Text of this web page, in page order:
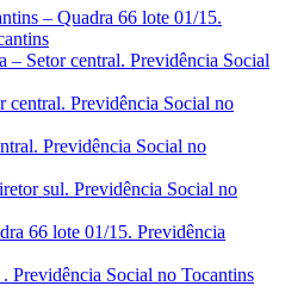
– Quadra 66 lote 01/15.
– Setor central. Previdência Social
central. Previdência Social no
Previdência Social no
sul. Previdência Social no
66 lote 01/15. Previdência
Previdência Social no Tocantins